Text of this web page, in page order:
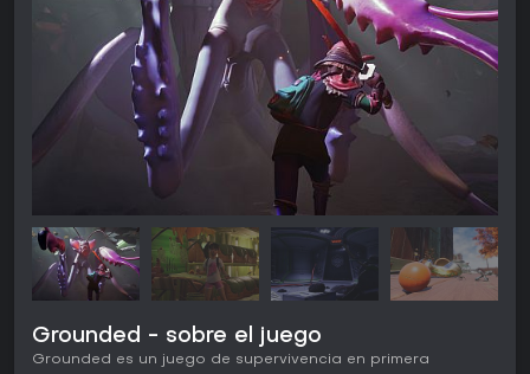
Grounded - sobre el juego
Grounded es un juego de supervivencia en primera